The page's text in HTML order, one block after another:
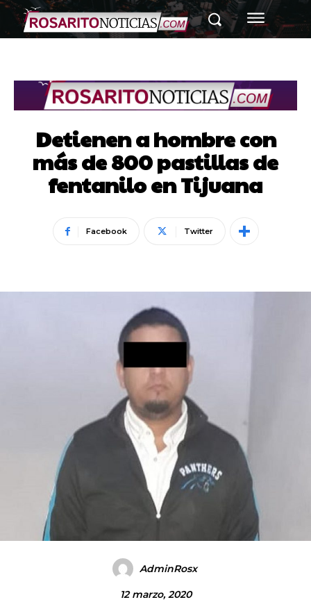
Detienen a hombre con
más de 800 pastillas de
fentanilo en Tijuana
Facebook Twitter
AdminRosx
12 marzo, 2020